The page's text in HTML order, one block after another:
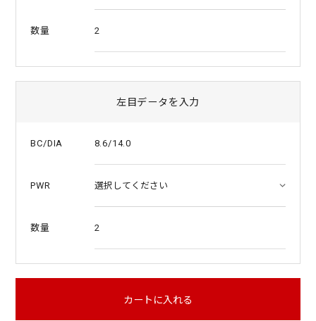
数量 2
左目データを入力
BC/DIA 8.6/14.0
PWR
数量 2
カートに入れる